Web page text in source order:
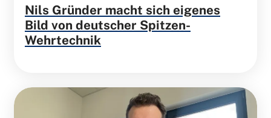
Nils Gründer macht sich eigenes
Bild von deutscher Spitzen-
Wehrtechnik